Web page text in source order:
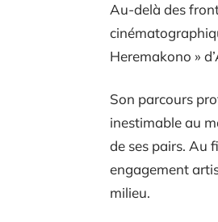
Au-delà des
Heremakono »
Son parcours
inestimable au
de ses pairs. Au
engagement
milieu.